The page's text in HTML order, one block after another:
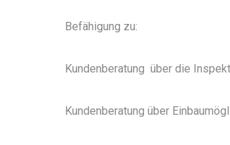
Befähigung zu:
Kundenberatung über die
Kundenberatung über